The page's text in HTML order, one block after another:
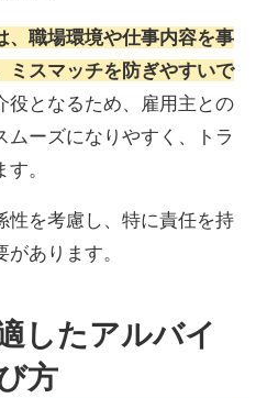
、職場環境や仕事内容を事
ミスマッチを防ぎやすいで
役となるため、雇用主との
ムーズになりやすく、トラ
。
性を考慮し、特に責任を持
あります。
したアルバイ
方